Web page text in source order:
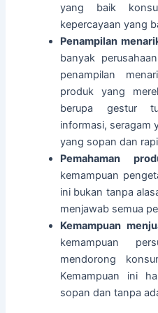
yang baik
kepercayaan yang
Penampilan
banyak
penampilan
produk yang
berupa gestur
informasi, seragam
yang sopan dan rapi
Pemahaman
kemampuan
ini bukan tanpa
menjawab semua
Kemampuan
kemampuan
mendorong
Kemampuan ini
sopan dan tanpa